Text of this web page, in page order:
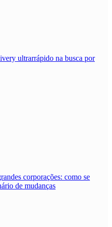
ultrarrápido na busca por
corporações: como se
de mudanças